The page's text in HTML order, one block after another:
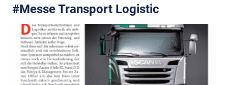
#Messe Transport Logistic